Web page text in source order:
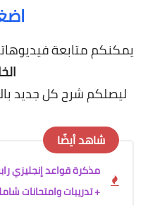
يمكنكم متابعة
ليصلكم شرح كل جديد
شاهد أيضًا
+ تدريبات وامتحانات